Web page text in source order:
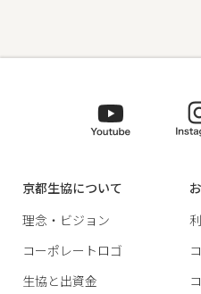
京都生協について
理念・ビジョン
コーポレートロゴ
生協と出資金